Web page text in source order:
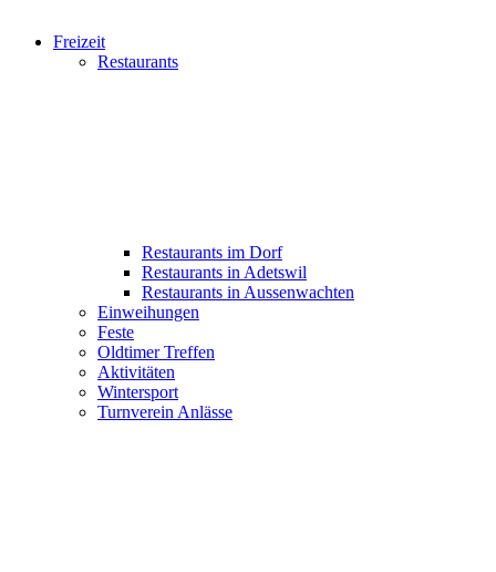
Freizeit
Restaurants
Restaurants im Dorf
Restaurants in Adetswil
Restaurants in Aussenwachten
Einweihungen
Feste
Oldtimer Treffen
Aktivitäten
Wintersport
Turnverein Anlässe